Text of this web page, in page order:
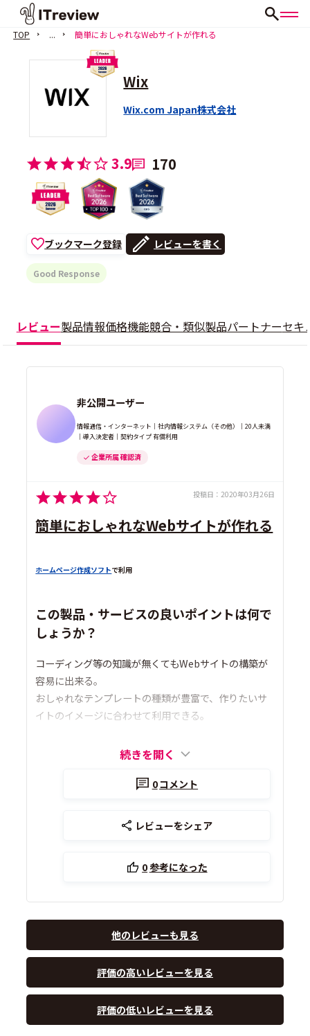
TOP ... 簡単におしゃれなWebサイトが作れる
Wix
Wix.com Japan株式会社
3.9 170
ブックマーク登録 レビューを書く
Good Response
レビュー製品情報価格機能競合・類似製品パートナーセキ
非公開ユーザー
情報通信・インターネット｜社内情報システム（その他）｜20人未満
｜導入決定者｜契約タイプ 有償利用
企業所属 確認済
投稿日： 2020年03月26日
簡単におしゃれなWebサイトが作れる
ホームページ作成ソフトで利用
この製品・サービスの良いポイントは何で
しょうか？
コーディング等の知識が無くてもWebサイトの構築が
容易に出来る。
おしゃれなテンプレートの種類が豊富で、作りたいサ
イトのイメージに合わせて利用できる。
続きを開く
0コメント
レビューをシェア
0参考になった
他のレビューも見る
評価の高いレビューを見る
評価の低いレビューを見る